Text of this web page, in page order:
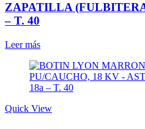
ZAPATILLA
– T. 40
Leer más
Quick View